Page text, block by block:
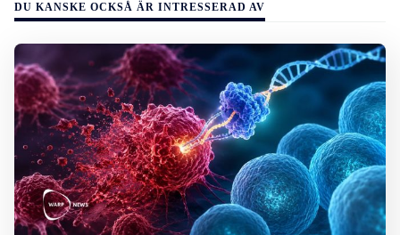
DU KANSKE OCKSÅ ÄR INTRESSERAD AV